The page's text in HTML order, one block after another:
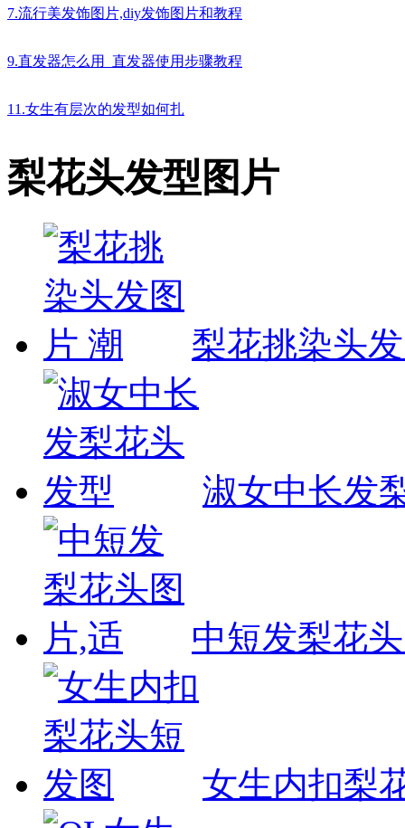
7.流行美发饰图片,diy发饰图片和教程
9.直发器怎么用_直发器使用步骤教程
11.女生有层次的发型如何扎
梨花头发型图片
梨花挑染头
淑女中长发
中短发梨花
女生内扣梨